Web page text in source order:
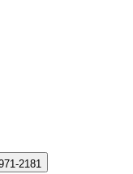
2181